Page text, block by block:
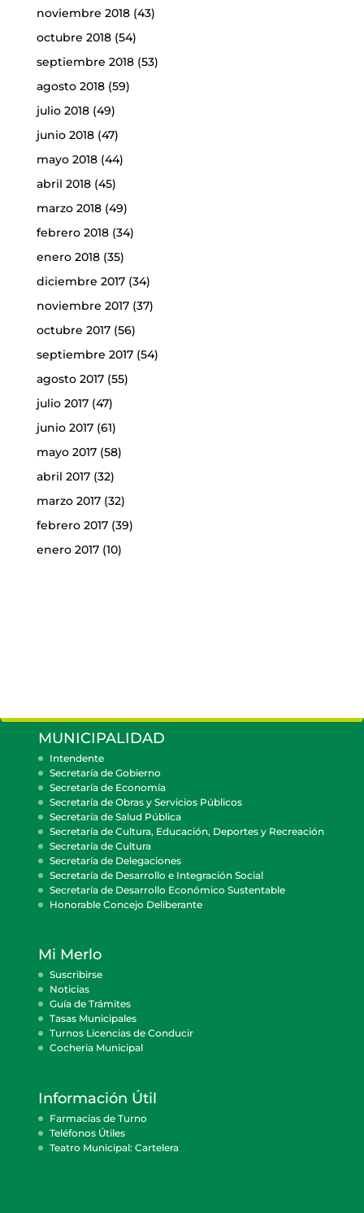
noviembre 2018(43)
octubre 2018(54)
septiembre 2018(53)
agosto 2018(59)
julio 2018(49)
junio 2018(47)
mayo 2018(44)
abril 2018(45)
marzo 2018(49)
febrero 2018(34)
enero 2018(35)
diciembre 2017(34)
noviembre 2017(37)
octubre 2017(56)
septiembre 2017(54)
agosto 2017(55)
julio 2017(47)
junio 2017(61)
mayo 2017(58)
abril 2017(32)
marzo 2017(32)
febrero 2017(39)
enero 2017(10)
MUNICIPALIDAD
Intendente
Secretaría de Gobierno
Secretaría de Economía
Secretaría de Obras y Servicios Públicos
Secretaría de Salud Pública
Secretaría de Cultura, Educación, Deportes y Recreación
Secretaría de Cultura
Secretaría de Delegaciones
Secretaría de Desarrollo e Integración Social
Secretaría de Desarrollo Económico Sustentable
Honorable Concejo Deliberante
Mi Merlo
Suscribirse
Noticias
Guía de Trámites
Tasas Municipales
Turnos Licencias de Conducir
Cocheria Municipal
Información Útil
Farmacias de Turno
Teléfonos Útiles
Teatro Municipal: Cartelera